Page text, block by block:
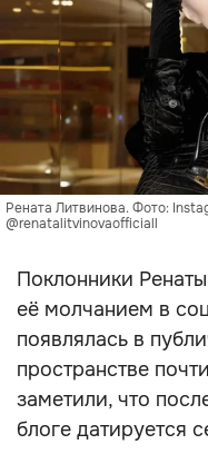
Рената Литвинова. Фото:
@renatalitvinovaofficiall
Поклонники
её молчанием в
появлялась в
пространстве
заметили, что
блоге датируется